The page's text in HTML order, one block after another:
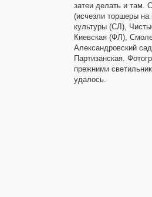
затеи делать и там.
(исчезли торшеры на
культуры (СЛ),
Киевская (ФЛ),
Александровский
Партизанская.
прежними
удалось.